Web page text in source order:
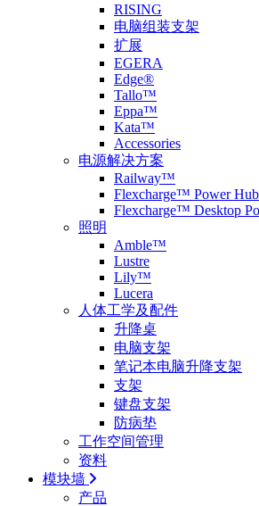
RISING
电脑组装支架
扩展
EGERA
Edge®
Tallo™
Eppa™
Kata™
Accessories
电源解决方案
Railway™
Flexcharge™ Power Hub
Flexcharge™ Desktop
照明
Amble™
Lustre
Lily™
Lucera
人体工学及配件
升降桌
电脑支架
笔记本电脑升降支架
支架
键盘支架
防病垫
工作空间管理
资料
模块墙
产品